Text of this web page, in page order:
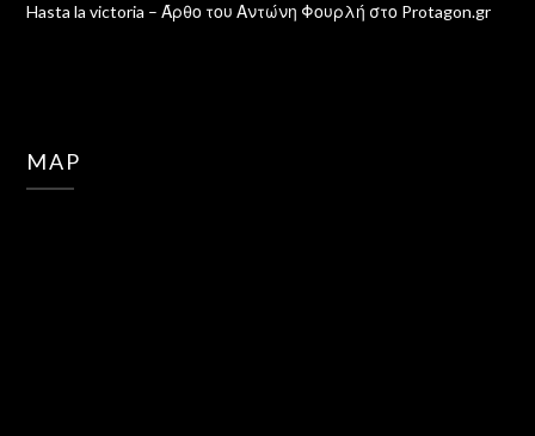
Hasta la victoria – Άρθο του Αντώνη Φουρλή στο Protagon.gr
MAP